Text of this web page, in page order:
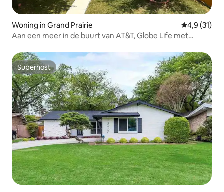
Woning in Grand Prairie
4,9 (31)
Aan een meer in de buurt van AT&T, Globe Life met
Superhost
Superhost